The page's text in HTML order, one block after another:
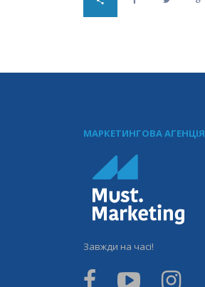
МАРКЕТИНГОВА АГЕНЦІЯ
Завжди на часі!